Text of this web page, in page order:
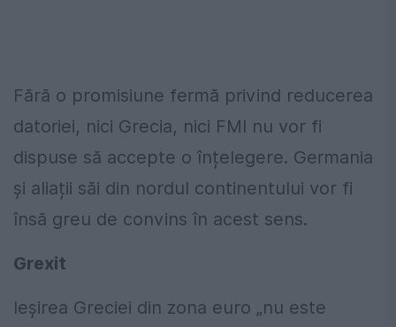
Fără o promisiune fermă privind reducerea
datoriei, nici Grecia, nici FMI nu vor fi
dispuse să accepte o înțelegere. Germania
și aliații săi din nordul continentului vor fi
însă greu de convins în acest sens.
Grexit
Ieșirea Greciei din zona euro „nu este